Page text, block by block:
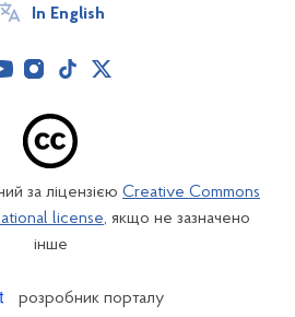
In English
за ліцензією Creative Commons
license, якщо не зазначено
інше
розробник порталу